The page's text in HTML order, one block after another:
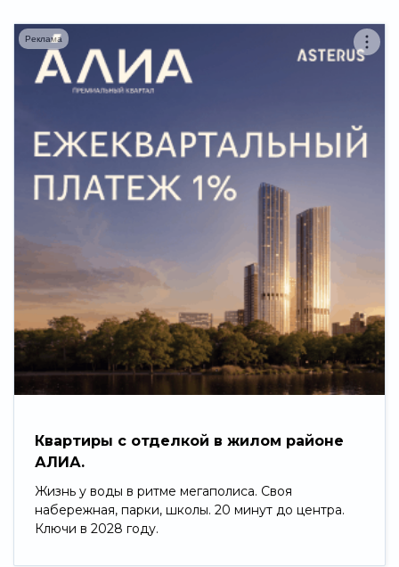
Квартиры с отделкой в жилом районе
АЛИА.
Жизнь у воды в ритме мегаполиса. Своя
набережная, парки, школы. 20 минут до центра.
Ключи в 2028 году.
Реклама